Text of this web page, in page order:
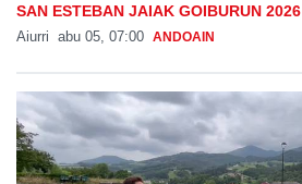
SAN ESTEBAN JAIAK GOIBURUN 2026
Aiurri abu 05, 07:00 ANDOAIN